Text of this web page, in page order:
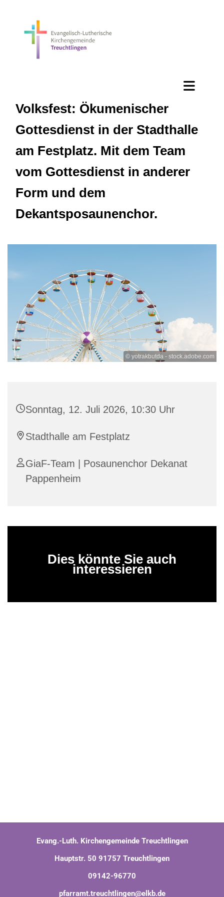
Volksfest: Ökumenischer
Gottesdienst in der Stadthalle
am Festplatz. Mit dem Team
vom Gottesdienst in anderer
Form und dem
Dekantsposaunenchor.
© yotrakbutda - stock.adobe.com
Sonntag, 12. Juli 2026, 10:30 Uhr
Stadthalle am Festplatz
GiaF-Team | Posaunenchor Dekanat
Pappenheim
Dies könnte Sie auch
interessieren
Evang.-Luth. Kirchengemeinde Treuchtlingen
Hauptstr. 50 91757 Treuchtlingen
09142-96770
pfarramt.treuchtlingen@elkb.de